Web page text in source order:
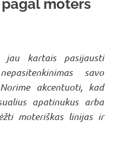
moters
jau kartais pasijausti
savo
akcentuoti, kad
apatinukus arba
moteriškas linijas ir